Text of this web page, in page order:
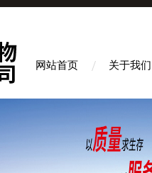
网站首页 关于我们